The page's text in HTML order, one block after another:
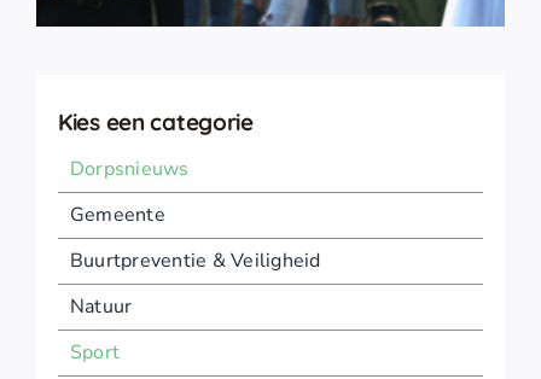
Kies een categorie
Dorpsnieuws
Gemeente
Buurtpreventie & Veiligheid
Natuur
Sport